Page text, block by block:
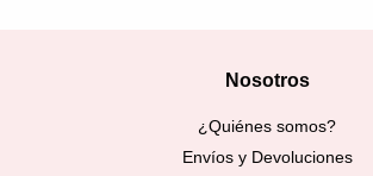
Nosotros
¿Quiénes somos?
Envíos y Devoluciones